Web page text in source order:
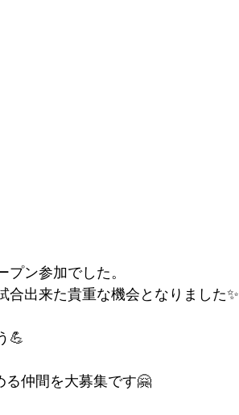
ン参加でした。
出来た貴重な機会となりました✨
💪
仲間を大募集です🤗